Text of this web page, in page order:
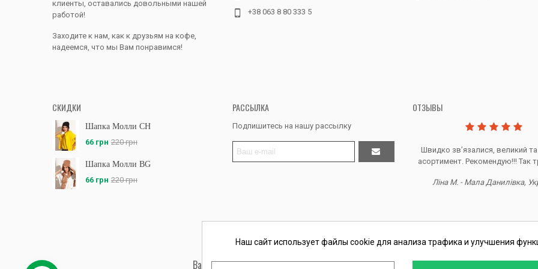
клиенты, оставались довольными нашей
работой!
Заходите к нам, как к друзьям на кофе,
надеемся, что мы Вам понравимся!
+38 063 8 80 333 5
СКИДКИ
Шапка Молли CH
66 грн 220 грн
Шапка Молли BG
66 грн 220 грн
РАССЫЛКА
Подпишитесь на нашу рассылку
ОТЗЫВЫ
Дякую за все, продавець супер.
Швидко звʼязалися, великий та
асортимент. Рекомендую!!! Так
Ліна М. - Мала Данилівка,
Вас обслуживает ФЛП Косташ С.И., номер записи в ЕГР 2 673 000 0000 057597 от
Наш сайт использует файлы cookie для анализа трафика и улучшения